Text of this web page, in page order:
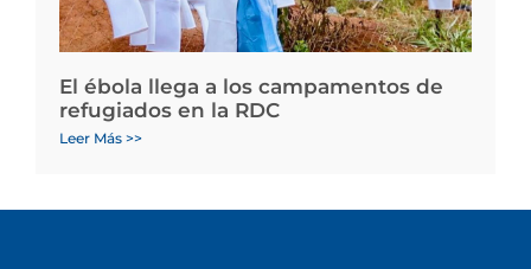
El ébola llega a los campamentos de
refugiados en la RDC
Leer Más >>